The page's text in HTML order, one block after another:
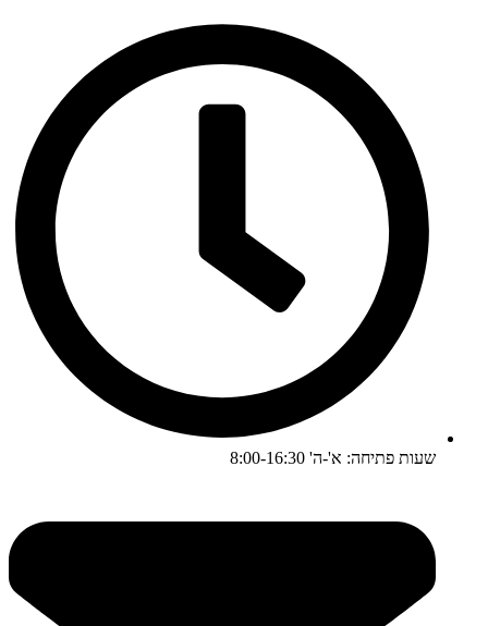
שעות פתיחה: א'-ה' 8:00-16:30